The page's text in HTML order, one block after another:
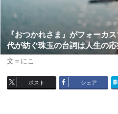
『おつかれさま』がフォーカ
代が紡ぐ珠玉の台詞は人生の
文＝にこ
ポスト シェア